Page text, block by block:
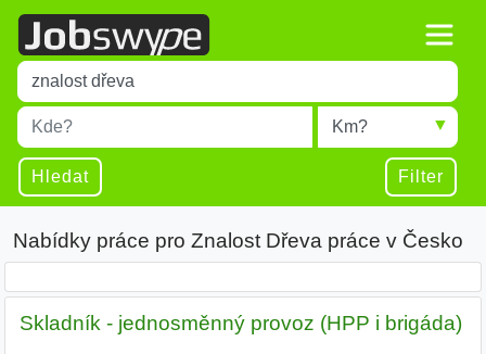
Title
Type 1 or more characters for results.
Místo
Type 1 or more characters for results.
Radius
Hledat Filter
Nabídky práce pro Znalost Dřeva práce v Česko
Skladník - jednosměnný provoz (HPP i brigáda)